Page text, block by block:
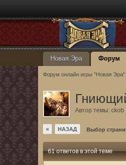
Новая Эра Форум
Форум онлайн игры "Новая
Автор темы:ckob
« НАЗАД Выбор
61 ответов в этой теме